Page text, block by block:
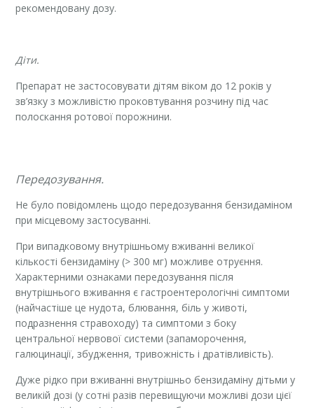
рекомендовану дозу.
Діти.
Препарат не застосовувати дітям віком до 12 років у
зв’язку з можливістю проковтування розчину під час
полоскання ротової порожнини.
Передозування.
Не було повідомлень щодо передозування бензидаміном
при місцевому застосуванні.
При випадковому внутрішньому вживанні великої
кількості бензидаміну (> 300 мг) можливе отруєння.
Характерними ознаками передозування після
внутрішнього вживання є гастроентерологічні симптоми
(найчастіше це нудота, блювання, біль у животі,
подразнення стравоходу) та симптоми з боку
центральної нервової системи (запаморочення,
галюцинації, збудження, тривожність і дратівливість).
Дуже рідко при вживанні внутрішньо бензидаміну дітьми у
великій дозі (у сотні разів перевищуючи можливі дози цієї